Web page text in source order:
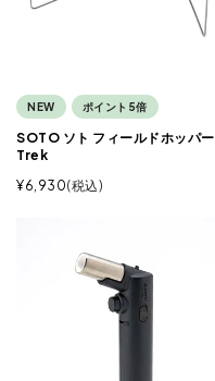
NEW ポイント5倍
SOTO ソト フィールドホッパー
Trek
¥6,930 税込